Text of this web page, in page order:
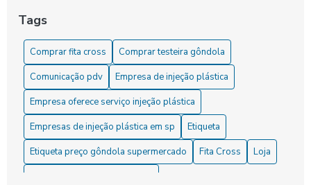
6 Formas Criativas de Usar Porta Cartaz na Decoração
6 Melhores Empresas de Injeção Plástica em SP para
Conhecer
Aprenda Estratégias Poderosas para Potencializar Seu
Desenvolvimento Pessoal
Aumente suas vendas com o Stopper Promocional: a
estratégia perfeita para atrair e converter clientes!
Tags
Comprar fita cross
Comprar testeira gôndola
Comunicação pdv
Empresa de injeção plástica
Empresa oferece serviço injeção plástica
Empresas de injeção plástica em sp
Etiqueta
Etiqueta preço gôndola supermercado
Fita Cross
Loja